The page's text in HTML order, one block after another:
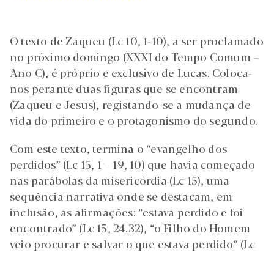
O texto de Zaqueu (Lc 10, 1-10), a ser proclamado
no próximo domingo (XXXI do Tempo Comum –
Ano C), é próprio e exclusivo de Lucas. Coloca-
nos perante duas figuras que se encontram
(Zaqueu e Jesus), registando-se a mudança de
vida do primeiro e o protagonismo do segundo.
Com este texto, termina o “evangelho dos
perdidos” (Lc 15, 1 – 19, 10) que havia começado
nas parábolas da misericórdia (Lc 15), uma
sequência narrativa onde se destacam, em
inclusão, as afirmações: “estava perdido e foi
encontrado” (Lc 15, 24.32), “o Filho do Homem
veio procurar e salvar o que estava perdido” (Lc